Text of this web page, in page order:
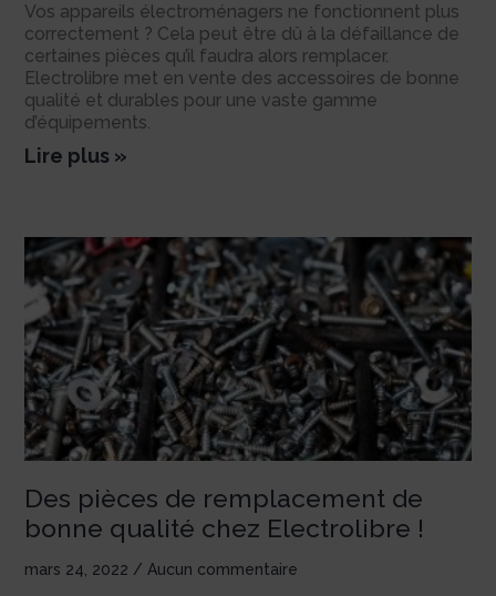
Vos appareils électroménagers ne fonctionnent plus
correctement ? Cela peut être dû à la défaillance de
certaines pièces qu’il faudra alors remplacer.
Electrolibre met en vente des accessoires de bonne
qualité et durables pour une vaste gamme
d’équipements.
Lire plus »
Des pièces de remplacement de
bonne qualité chez Electrolibre !
mars 24, 2022 Aucun commentaire